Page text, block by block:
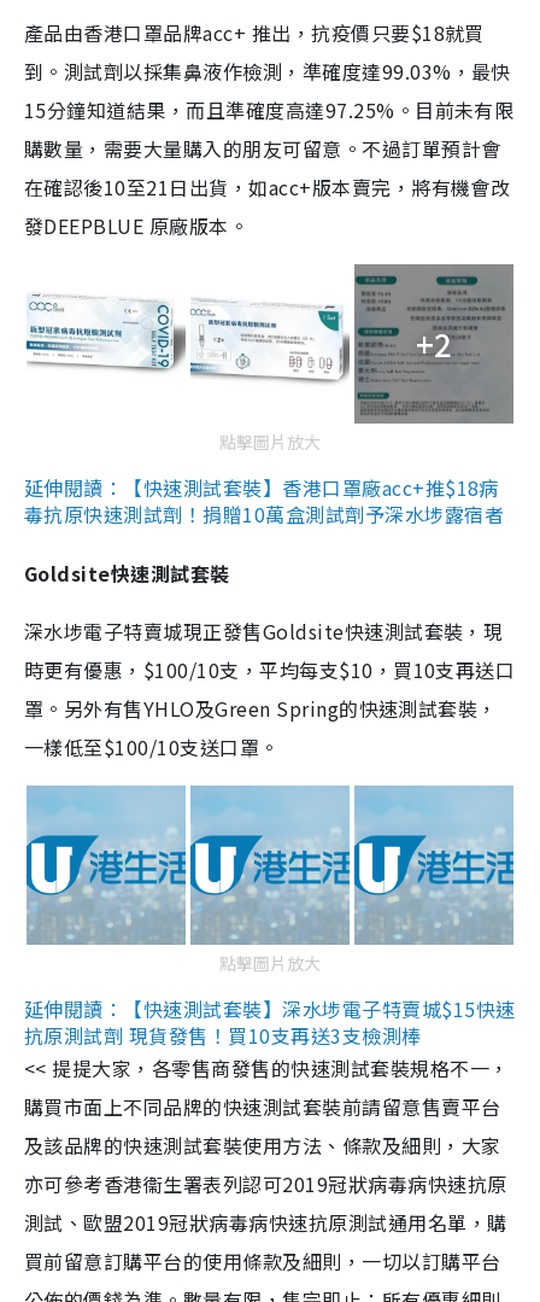
產品由香港口罩品牌acc+ 推出，抗疫價只要$18就買
到。測試劑以採集鼻液作檢測，準確度達99.03%，最快
15分鐘知道結果，而且準確度高達97.25%。目前未有限
購數量，需要大量購入的朋友可留意。不過訂單預計會
在確認後10至21日出貨，如acc+版本賣完，將有機會改
發DEEPBLUE 原廠版本。
+2
點擊圖片放大
延伸閱讀：【快速測試套裝】香港口罩廠acc+推$18病
毒抗原快速測試劑！捐贈10萬盒測試劑予深水埗露宿者
Goldsite快速測試套裝
深水埗電子特賣城現正發售Goldsite快速測試套裝，現
時更有優惠，$100/10支，平均每支$10，買10支再送口
罩。另外有售YHLO及Green Spring的快速測試套裝，
一樣低至$100/10支送口罩。
點擊圖片放大
延伸閱讀：【快速測試套裝】深水埗電子特賣城$15快速
抗原測試劑 現貨發售！買10支再送3支檢測棒
<< 提提大家，各零售商發售的快速測試套裝規格不一，
購買市面上不同品牌的快速測試套裝前請留意售賣平台
及該品牌的快速測試套裝使用方法、條款及細則，大家
亦可參考香港衞生署表列認可2019冠狀病毒病快速抗原
測試、歐盟2019冠狀病毒病快速抗原測試通用名單，購
買前留意訂購平台的使用條款及細則，一切以訂購平台